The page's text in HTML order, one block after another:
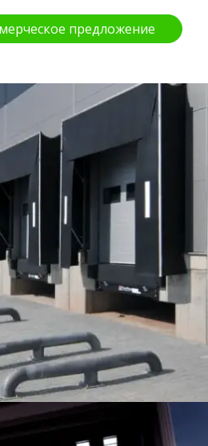
предложение